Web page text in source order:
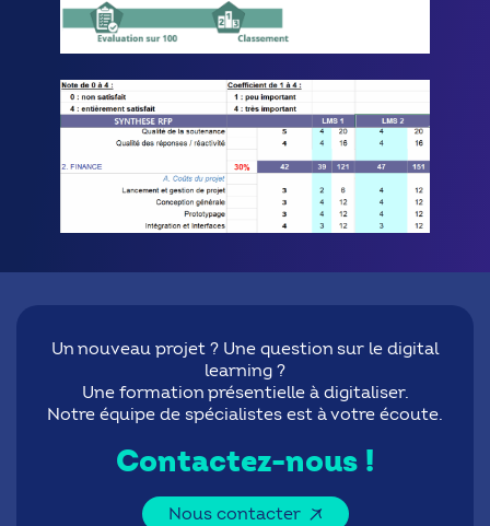
Contactez-nous !
Un nouveau projet ? Une question sur le digital
learning ?
Une formation présentielle à digitaliser.
Notre équipe de spécialistes est à votre écoute.
Nous contacter